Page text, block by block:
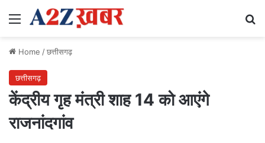
Menu
Home /छत्तीसगढ़
छत्तीसगढ़
केंद्रीय गृह मंत्री शाह 14 को आएंगे
राजनांदगांव